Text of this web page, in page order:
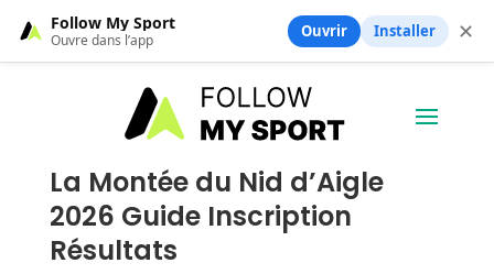
La Montée du Nid d’Aigle
2026 Guide Inscription
Résultats
Follow My Sport
Ouvre dans l’app Ouvrir Installer ✕